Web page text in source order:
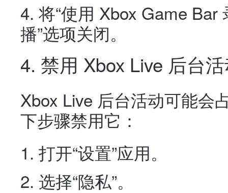
将“使用 Xbox Game
播”选项关闭。
4. 禁用 Xbox Live 后台
Xbox Live 后台活动可能会
下步骤禁用它：
打开“设置”应用。
选择“隐私”。